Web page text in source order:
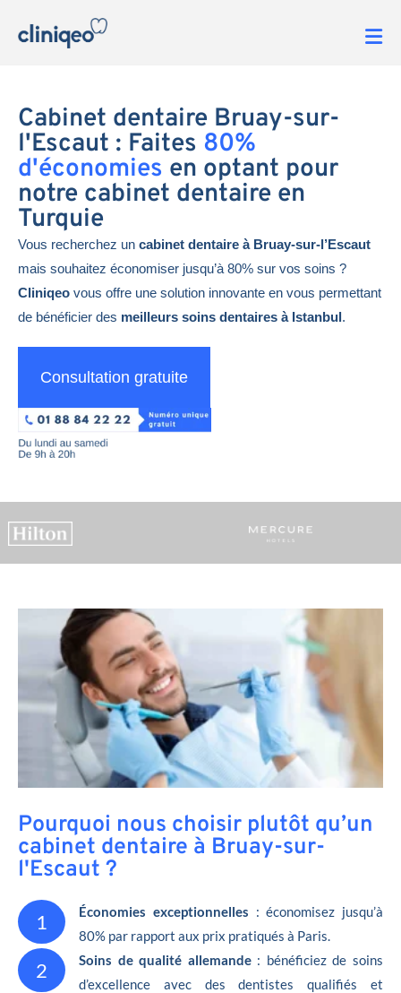
Cabinet dentaire Bruay-sur-
l'Escaut : Faites 80%
d'économies en optant pour
notre cabinet dentaire en
Turquie
Vous recherchez un cabinet dentaire à Bruay-sur-l’Escaut
mais souhaitez économiser jusqu’à 80% sur vos soins ?
Cliniqeo vous offre une solution innovante en vous permettant
de bénéficier des meilleurs soins dentaires à Istanbul.
Consultation gratuite
Pourquoi nous choisir plutôt qu’un
cabinet dentaire à Bruay-sur-
l'Escaut ?
1 Économies exceptionnelles : économisez jusqu’à
80% par rapport aux prix pratiqués à Paris.
2 Soins de qualité allemande: bénéficiez de soins
d’excellence avec des dentistes qualifiés et